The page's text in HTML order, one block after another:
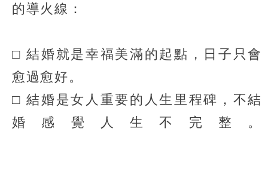
的導火線：
□ 結婚就是幸福美滿的起點，日子只會
愈過愈好。
□ 結婚是女人重要的人生里程碑，不結
婚感覺人生不完整。